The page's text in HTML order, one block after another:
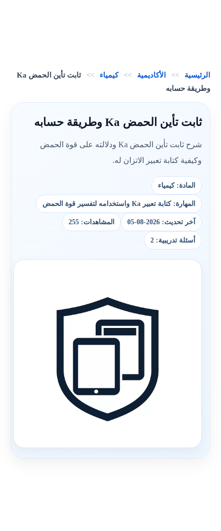
الرئيسية >> الأكاديمية >> كيمياء >>
ثابت تأين الحمض Ka
وطريقة حسابه
ثابت تأين الحمض Ka وطريقة حسابه
شرح ثابت تأين الحمض Ka ودلالته على قوة الحمض
وكيفية كتابة تعبير الاتزان له.
المادة: كيمياء
المهارة: كتابة تعبير Ka واستخدامه لتفسير قوة الحمض
آخر تحديث: 2026-08-05 المشاهدات: 255
أسئلة تدريبية: 2